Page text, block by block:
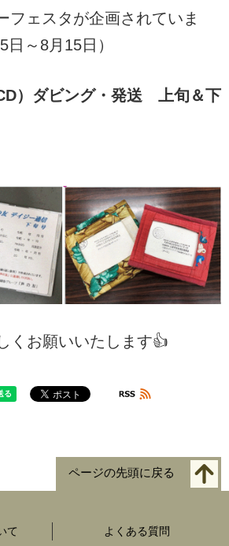
ェスタが企画されていま
～8月15日）
）ダビング・発送 上旬＆下
くお願いいたします👍
ページの先頭に戻る
て よくある質問